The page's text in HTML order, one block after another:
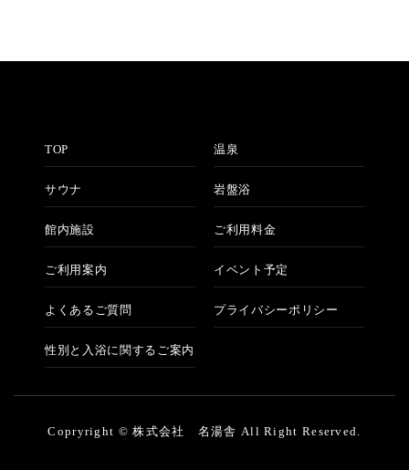
TOP 温泉
サウナ 岩盤浴
館内施設 ご利用料金
ご利用案内 イベント予定
よくあるご質問 プライバシーポリシー
性別と入浴に関するご案内
Copryright © 株式会社 名湯舎 All Right Reserved.